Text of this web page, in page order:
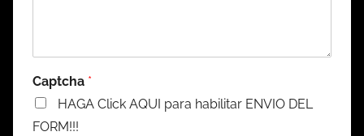
Captcha *
HAGA Click AQUI para habilitar ENVIO DEL
FORM!!!